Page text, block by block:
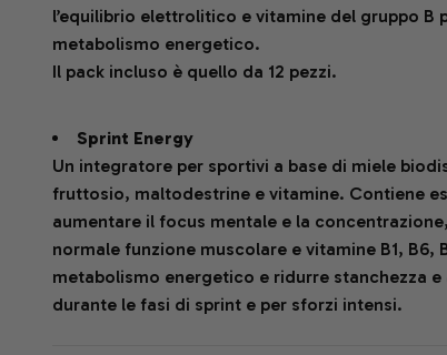
l’equilibrio elettrolitico e vitamine del gruppo B
metabolismo energetico.
Il pack incluso è quello da 12 pezzi.
Sprint Energy
Un integratore per sportivi a base di miele
fruttosio, maltodestrine e vitamine. Contiene
aumentare il focus mentale e la
normale funzione muscolare e vitamine B1, B6,
metabolismo energetico e ridurre stanchezza
durante le fasi di sprint e per sforzi intensi.